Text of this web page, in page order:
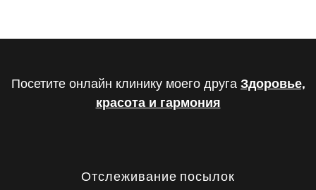
Посетите онлайн клинику моего друга Здоровье,
красота и гармония
Отслеживание посылок